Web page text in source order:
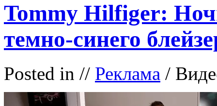
Tommy Hilfiger:
темно-синего
Posted in // Реклама /